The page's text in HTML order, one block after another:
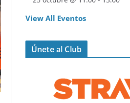
View All Eventos
Únete al Club